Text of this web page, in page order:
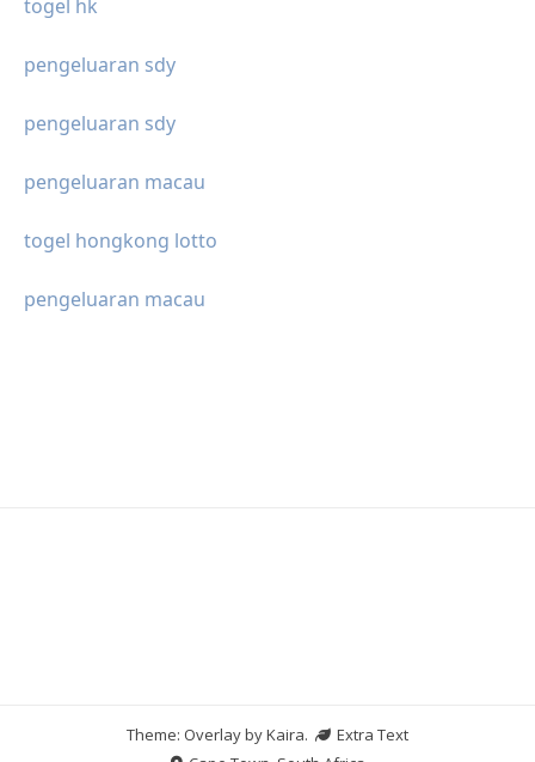
togel hk
pengeluaran sdy
pengeluaran sdy
pengeluaran macau
togel hongkong lotto
pengeluaran macau
Theme: Overlay byKaira.
Extra Text